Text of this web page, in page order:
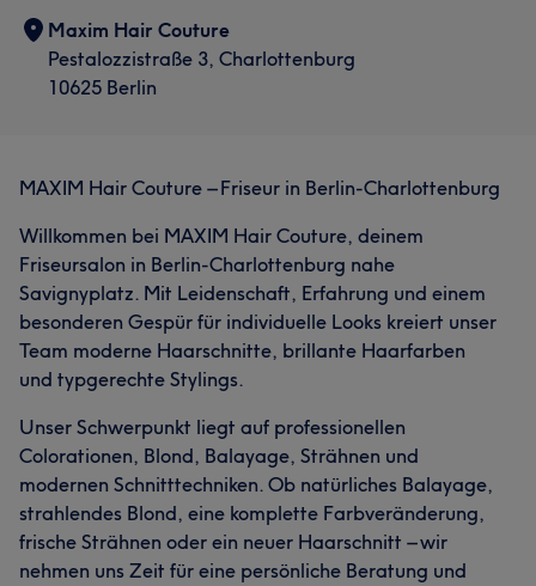
Maxim Hair Couture
Pestalozzistraße 3, Charlottenburg
10625 Berlin
MAXIM Hair Couture – Friseur in Berlin-Charlottenburg
Willkommen bei MAXIM Hair Couture, deinem
Friseursalon in Berlin-Charlottenburg nahe
Savignyplatz. Mit Leidenschaft, Erfahrung und einem
besonderen Gespür für individuelle Looks kreiert unser
Team moderne Haarschnitte, brillante Haarfarben
und typgerechte Stylings.
Unser Schwerpunkt liegt auf professionellen
Colorationen, Blond, Balayage, Strähnen und
modernen Schnitttechniken. Ob natürliches Balayage,
strahlendes Blond, eine komplette Farbveränderung,
frische Strähnen oder ein neuer Haarschnitt – wir
nehmen uns Zeit für eine persönliche Beratung und